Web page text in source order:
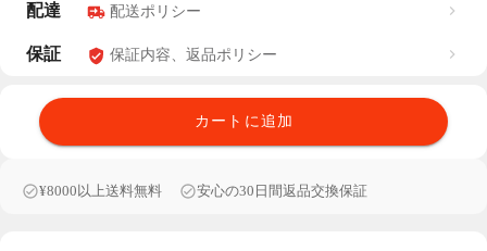
配達 配送ポリシー
保証 保証内容、返品ポリシー
カートに追加
¥8000以上送料無料 安心の30日間返品交換保証